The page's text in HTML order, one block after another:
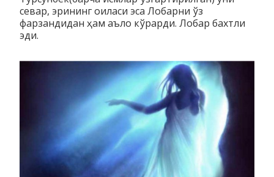
севар, эрининг оиласи эса Лобарни ўз
фарзандидан ҳам аъло кўрарди. Лобар бахтли
эди.